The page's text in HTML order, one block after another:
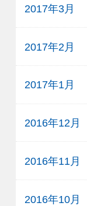
2017年3月
2017年2月
2017年1月
2016年12月
2016年11月
2016年10月